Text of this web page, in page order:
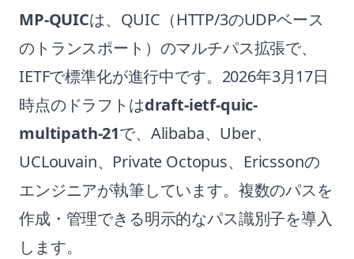
MP-QUICは、QUIC（HTTP/3のUDPベース
のトランスポート）のマルチパス拡張で、
IETFで標準化が進行中です。2026年3月17日
時点のドラフトはdraft-ietf-quic-
multipath-21で、Alibaba、Uber、
UCLouvain、Private Octopus、Ericssonの
エンジニアが執筆しています。複数のパスを
作成・管理できる明示的なパス識別子を導入
します。